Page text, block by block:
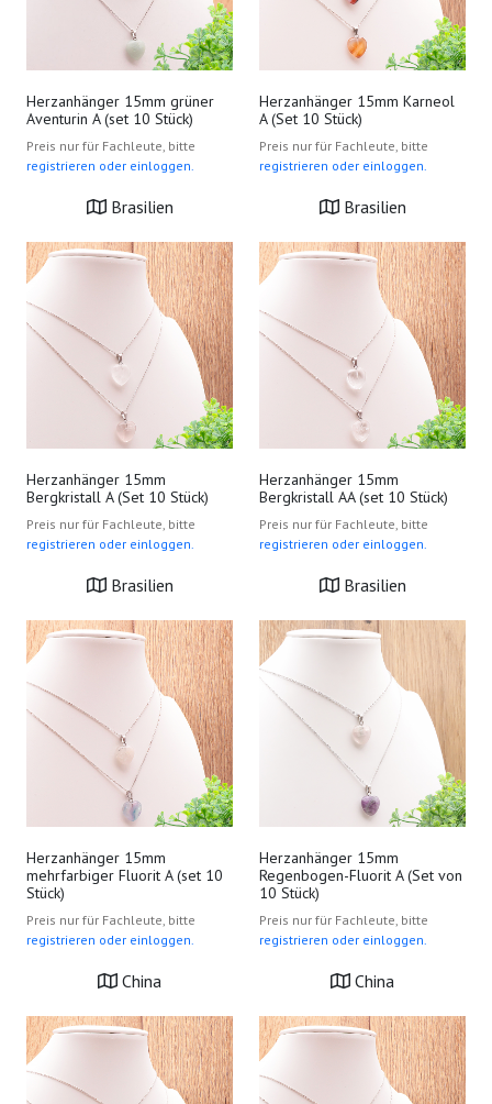
Herzanhänger 15mm grüner
Aventurin A (set 10 Stück)
Preis nur für Fachleute, bitte
registrieren oder einloggen.
Brasilien
Herzanhänger 15mm Karneol
A (Set 10 Stück)
Preis nur für Fachleute, bitte
registrieren oder einloggen.
Brasilien
Herzanhänger 15mm
Bergkristall A (Set 10 Stück)
Preis nur für Fachleute, bitte
registrieren oder einloggen.
Brasilien
Herzanhänger 15mm
Bergkristall AA (set 10 Stück)
Preis nur für Fachleute, bitte
registrieren oder einloggen.
Brasilien
Herzanhänger 15mm
mehrfarbiger Fluorit A (set 10
Stück)
Preis nur für Fachleute, bitte
registrieren oder einloggen.
China
Herzanhänger 15mm
Regenbogen-Fluorit A (Set von
10 Stück)
Preis nur für Fachleute, bitte
registrieren oder einloggen.
China